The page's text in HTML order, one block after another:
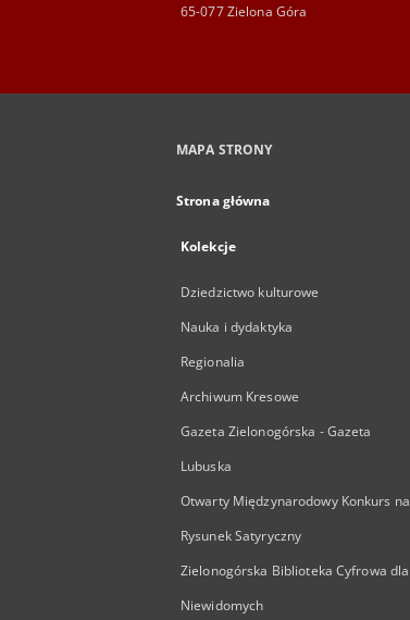
65-077 Zielona Góra
MAPA STRONY
Strona główna
Kolekcje
Dziedzictwo kulturowe
Nauka i dydaktyka
Regionalia
Archiwum Kresowe
Gazeta Zielonogórska - Gazeta
Lubuska
Otwarty Międzynarodowy Konkurs na
Rysunek Satyryczny
Zielonogórska Biblioteka Cyfrowa dla
Niewidomych